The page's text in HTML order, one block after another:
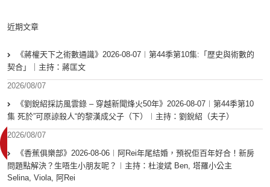
近期文章
《蔣權天下之術數通識》2026-08-07︱第44季第10集:「歴史與術數的
契合」｜主持：蔣匡文
2026/08/07
《劉銳紹採訪風雲錄 – 穿越新聞烽火50年》2026-08-07︱第44季第10
集 死於”可原諒殺人“的黎漢成父子（下）︱主持：劉銳紹（夫子）
2026/08/07
《香蕉俱樂部》2026-08-06︱阿Rei年尾結婚，預祝佢百年好合！新房
問題點解決？生唔生小朋友呢？︱主持：杜浚斌 Ben, 塔羅小公主
Selina, Viola, 阿Rei